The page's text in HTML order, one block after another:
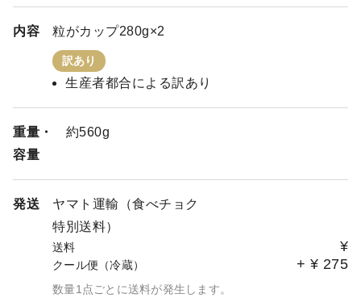
内容 粒がカップ280g×2
訳あり
生産者都合による訳あり
重量・
容量
約560g
発送
ヤマト運輸（食べチョク
特別送料）
送料 ¥
クール便（冷蔵） + ¥ 275
数量1点ごとに送料が発生します。